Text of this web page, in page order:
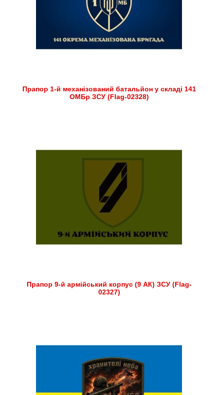
Прапор 1-й механізований батальйон у складі 141
ОМБр ЗСУ (Flag-02328)
Прапор 9-й армійський корпус (9 АК) ЗСУ (Flag-
02327)